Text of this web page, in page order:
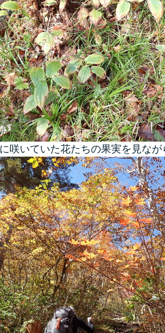
咲いていた花たちの果実を見なが